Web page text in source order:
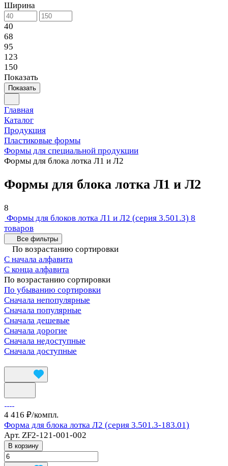
Ширина
40
68
95
123
150
Показать
Показать
Главная
Каталог
Продукция
Пластиковые формы
Формы для специальной продукции
Формы для блока лотка Л1 и Л2
Формы для блока лотка Л1 и Л2
8
Формы для блоков лотка Л1 и Л2 (серия 3.501.3) 8
товаров
Все фильтры
По возрастанию сортировки
С начала алфавита
С конца алфавита
По возрастанию сортировки
По убыванию сортировки
Сначала непопулярные
Сначала популярные
Сначала дешевые
Сначала дорогие
Сначала недоступные
Сначала доступные
4 416 ₽/компл.
Форма для блока лотка Л2 (серия 3.501.3-183.01)
Арт. ZF2-121-001-002
В корзину